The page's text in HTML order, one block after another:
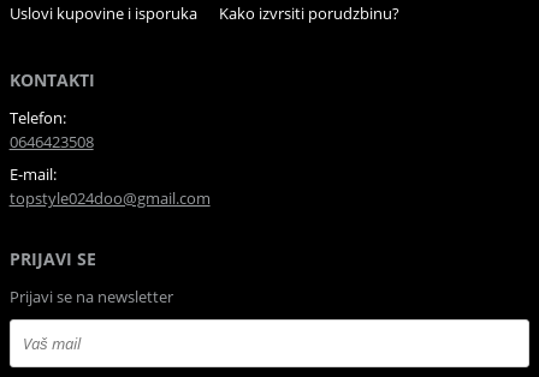
Uslovi kupovine i isporuka
Kako izvrsiti porudzbinu?
KONTAKTI
Telefon:
0646423508
E-mail:
topstyle024doo@gmail.com
PRIJAVI SE
Prijavi se na newsletter